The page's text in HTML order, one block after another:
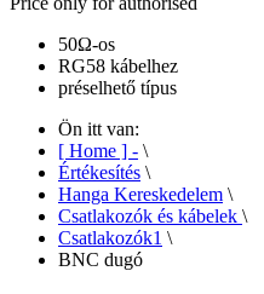
50Ω-os
RG58 kábelhez
préselhető típus
Ön itt van:
[ Home ] - \
Értékesítés \
Hanga Kereskedelem \
Csatlakozók és kábelek \
Csatlakozók1 \
BNC dugó